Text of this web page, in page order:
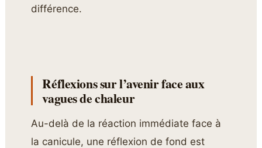
différence.
Réflexions sur l’avenir face aux
vagues de chaleur
Au-delà de la réaction immédiate face à
la canicule, une réflexion de fond est